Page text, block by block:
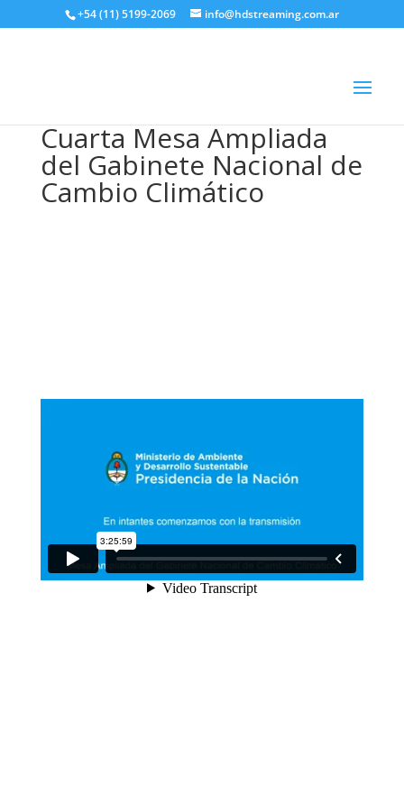
+54 (11) 5199-2069 info@hdstreaming.com.ar
Cuarta Mesa Ampliada
del Gabinete Nacional de
Cambio Climático